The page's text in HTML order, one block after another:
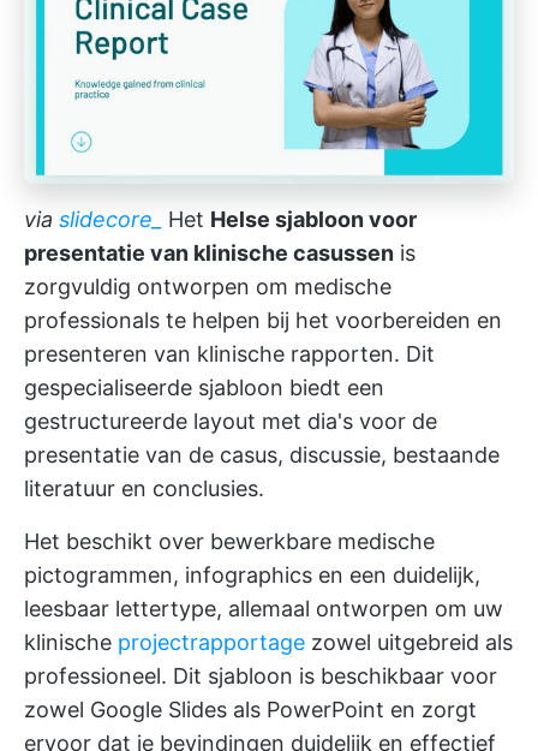
via slidecore_ Het Helse sjabloon voor
presentatie van klinische casussen is
zorgvuldig ontworpen om medische
professionals te helpen bij het voorbereiden en
presenteren van klinische rapporten. Dit
gespecialiseerde sjabloon biedt een
gestructureerde layout met dia's voor de
presentatie van de casus, discussie, bestaande
literatuur en conclusies.
Het beschikt over bewerkbare medische
pictogrammen, infographics en een duidelijk,
leesbaar lettertype, allemaal ontworpen om uw
klinische projectrapportage zowel uitgebreid als
professioneel. Dit sjabloon is beschikbaar voor
zowel Google Slides als PowerPoint en zorgt
ervoor dat je bevindingen duidelijk en effectief